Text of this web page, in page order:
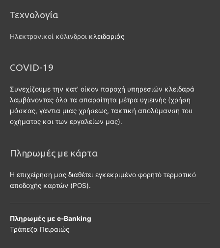
Τεχνολογία
Ηλεκτρονικοί κύλινδροι κλειδαριάς
COVID-19
Συνεχίζουμε την κατ’ οίκον παροχή υπηρεσιών κλειδαρά
λαμβάνοντας όλα τα απαραίτητα μέτρα υγιεινής (χρήση
μάσκας, γάντια μιας χρήσεως, τακτική απολύμανση του
οχήματος και των εργαλείων μας).
Πληρωμές με κάρτα
Η επιχείρηση μας διαθέτει εγκεκριμένο φορητό τερματικό
αποδοχής καρτών (POS).
Πληρωμές με e-Banking
Τράπεζα Πειραιώς